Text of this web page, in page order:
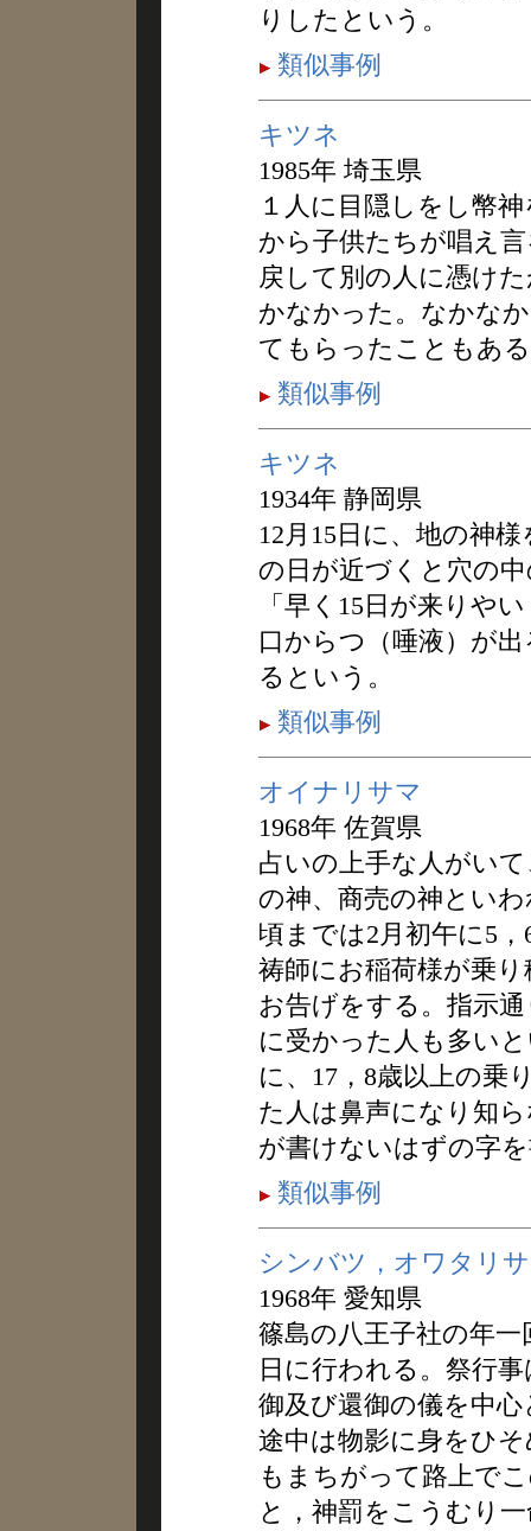
りしたという。
類似事例
キツネ
1985年 埼玉県
１人に目隠しをし幣
から子供たちが唱え
戻して別の人に憑け
かなかった。なかな
てもらったこともあ
類似事例
キツネ
1934年 静岡県
12月15日に、地の神
の日が近づくと穴の
「早く15日が来りや
口からつ（唾液）が
るという。
類似事例
オイナリサマ
1968年 佐賀県
占いの上手な人がい
の神、商売の神とい
頃までは2月初午に5
祷師にお稲荷様が乗
お告げをする。指示
に受かった人も多い
に、17，8歳以上の乗
た人は鼻声になり知
が書けないはずの字
類似事例
シンバツ，オワタリ
1968年 愛知県
篠島の八王子社の年
日に行われる。祭行
御及び還御の儀を中
途中は物影に身をひ
もまちがって路上で
と，神罰をこうむり